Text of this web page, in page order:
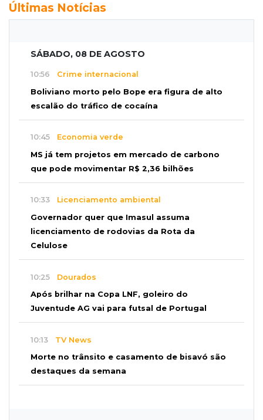
Últimas Notícias
SÁBADO, 08 DE AGOSTO
10:56 Crime internacional
Boliviano morto pelo Bope era figura de alto
escalão do tráfico de cocaína
10:45 Economia verde
MS já tem projetos em mercado de carbono
que pode movimentar R$ 2,36 bilhões
10:33 Licenciamento ambiental
Governador quer que Imasul assuma
licenciamento de rodovias da Rota da
Celulose
10:25 Dourados
Após brilhar na Copa LNF, goleiro do
Juventude AG vai para futsal de Portugal
10:13 TV News
Morte no trânsito e casamento de bisavó são
destaques da semana